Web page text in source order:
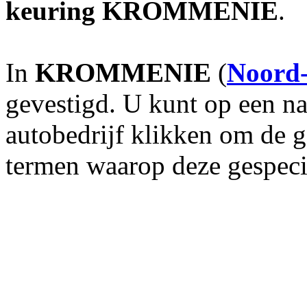
keuring KROMMENIE.
In KROMMENIE (
gevestigd. U kunt op een
autobedrijf klikken om de
termen waarop deze